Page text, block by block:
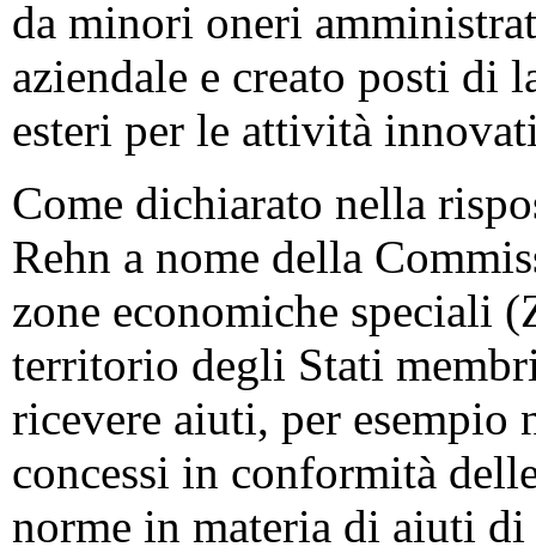
da minori oneri
aziendale e creato posti di
esteri per le attività
Come dichiarato nella
Rehn a nome della
zone economiche speciali
territorio degli Stati
ricevere aiuti, per
concessi in conformità
norme in materia di aiuti di